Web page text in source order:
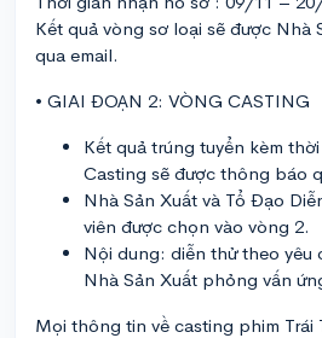
Kết quả vòng sơ loại sẽ được Nhà
qua email.
• GIAI ĐOẠN 2: VÒNG CASTING
Kết quả trúng tuyển kèm
Casting sẽ được thông báo
Nhà Sản Xuất và Tổ Đạo
viên được chọn vào vòng 2.
Nội dung: diễn thử theo yêu
Nhà Sản Xuất phỏng vấn
Mọi thông tin về casting phim Trái